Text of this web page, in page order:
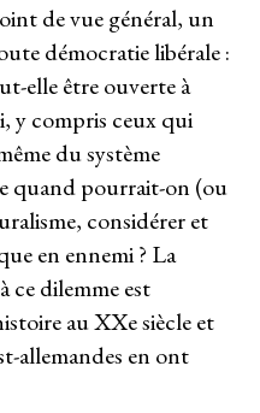
de vue général, un
démocratie libérale :
elle être ouverte à
y compris ceux qui
du système
quand pourrait-on (ou
considérer et
en ennemi ? La
ce dilemme est
au XXesiècle et
allemandes en ont